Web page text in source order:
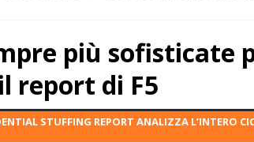
più sofisticate
report di F5
STUFFING REPORT ANALIZZA L’INTERO